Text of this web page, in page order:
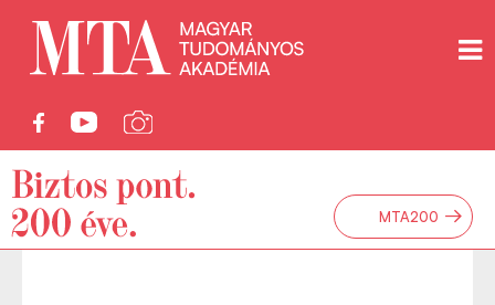
MTA200 →